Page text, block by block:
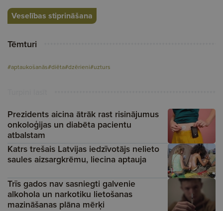
Veselības stiprināšana
Tēmturi
#aptaukošanās#diēta#dzērieni#uzturs
Prezidents aicina ātrāk rast risinājumus
onkoloģijas un diabēta pacientu
atbalstam
Katrs trešais Latvijas iedzīvotājs nelieto
saules aizsargkrēmu, liecina aptauja
Trīs gados nav sasniegti galvenie
alkohola un narkotiku lietošanas
mazināšanas plāna mērķi